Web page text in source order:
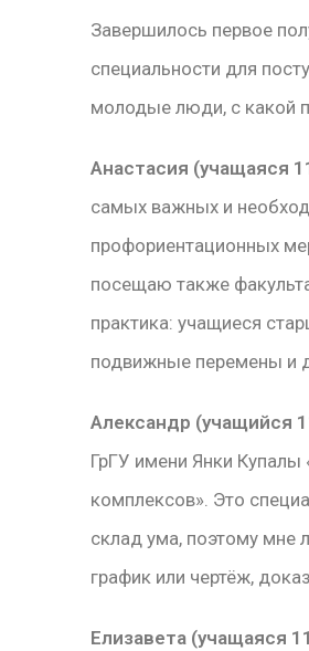
Завершилось первое
специальности для
молодые люди, с какой
Анастасия (учащаяся
самых важных и
профориентационных
посещаю также
практика: учащиеся
подвижные перемены и
Александр (учащийся
ГрГУ имени Янки Купалы
комплексов». Это
склад ума, поэтому
график или чертёж,
Елизавета (учащаяся